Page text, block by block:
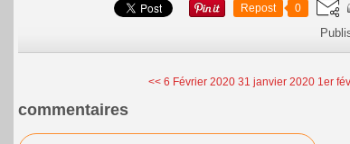
Repost 0
<< 6 Février 2020 31 janvier 2020 1er
commentaires